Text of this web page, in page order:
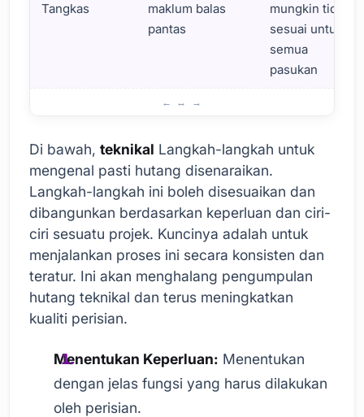
Tangkas
maklum balas
pantas
mungkin tidak
sesuai untuk
semua
pasukan
Di bawah, teknikal Langkah-langkah untuk
mengenal pasti hutang disenaraikan.
Langkah-langkah ini boleh disesuaikan dan
dibangunkan berdasarkan keperluan dan ciri-
ciri sesuatu projek. Kuncinya adalah untuk
menjalankan proses ini secara konsisten dan
teratur. Ini akan menghalang pengumpulan
hutang teknikal dan terus meningkatkan
kualiti perisian.
Menentukan Keperluan: Menentukan
dengan jelas fungsi yang harus dilakukan
oleh perisian.